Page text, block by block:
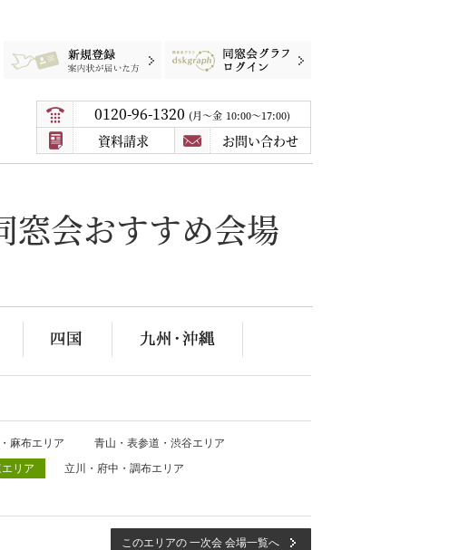
案内状が届いた方 同窓会グラフログイン
0120-96-1320 月〜金 10:00～17:00
資料請求 お問い合わせ
窓会おすすめ会場
麻布エリア
青山・表参道・渋谷エリア
リア
立川・府中・調布エリア
このエリアの 一次会 会場一覧へ